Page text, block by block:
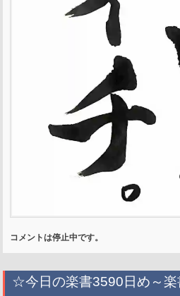
コメントは停止中です。
☆今日の楽書3590日め～楽